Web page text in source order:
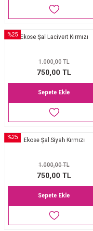
ŞAL%25 Ekose Şal Lacivert Kırmızı
1.000,00 TL
750,00 TL
Sepete Ekle
%25 Ekose Şal Siyah Kırmızı
1.000,00 TL
750,00 TL
Sepete Ekle